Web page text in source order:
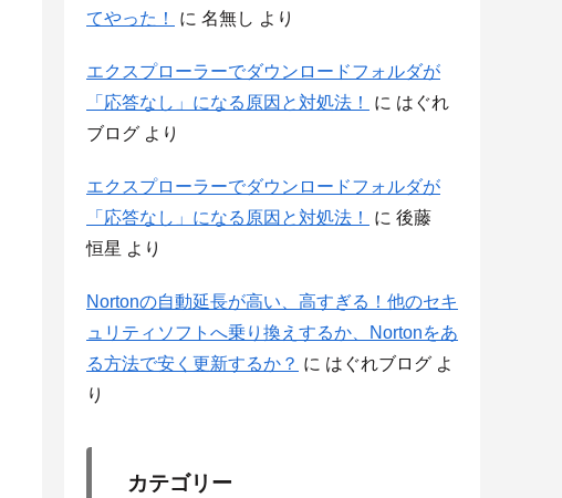
てやった！
に 名無し より
エクスプローラーでダウンロードフォルダが
「応答なし」になる原因と対処法！
に はぐれ
ブログ より
エクスプローラーでダウンロードフォルダが
「応答なし」になる原因と対処法！
に 後藤
恒星 より
Nortonの自動延長が高い、高すぎる！他のセキ
ュリティソフトへ乗り換えするか、Nortonをあ
る方法で安く更新するか？ に はぐれブログ よ
り
カテゴリー